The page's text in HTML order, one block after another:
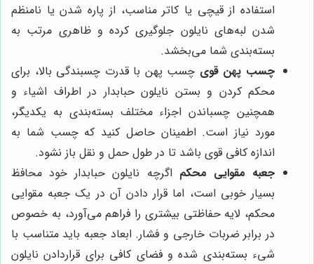
استفاده از قیچی یا کاتر مناسب، از پاره شدن یا نامنظم
شدن لبه‌های نایلون جلوگیری کرده و ظاهری مرتب به
بسته‌بندی شما می‌بخشد.
چسب پهن قوی چسب پهن با قدرت چسبندگی بالا، برای
محکم کردن و بستن نایلون حبابدار در اطراف اشیاء و
همچنین چسباندن اجزاء مختلف بسته‌بندی به یکدیگر،
مورد نیاز است. اطمینان حاصل کنید که چسب شما به
اندازه کافی قوی باشد تا در طول حمل و نقل باز نشود.
جعبه مقوایی محکم اگرچه نایلون حبابدار خود محافظ
بسیار خوبی است، اما قرار دادن آن در یک جعبه مقوایی
محکم، لایه حفاظتی بیشتری را فراهم می‌آورد، به خصوص
در برابر ضربات خارجی و فشار. ابعاد جعبه باید متناسب با
شیء بسته‌بندی شده و فضای کافی برای قراردادن نایلون